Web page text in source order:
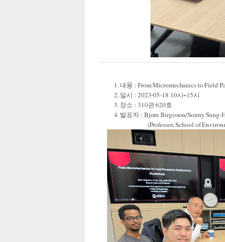
1. 내용 : From Micromechanics to Field
2. 일시 : 2023-05-18 10시~15시
3. 장소 : 310관 620호
4. 발표자 : Bjorn Birgisson/Sonny Sung-
(Professor, School of Environmental,